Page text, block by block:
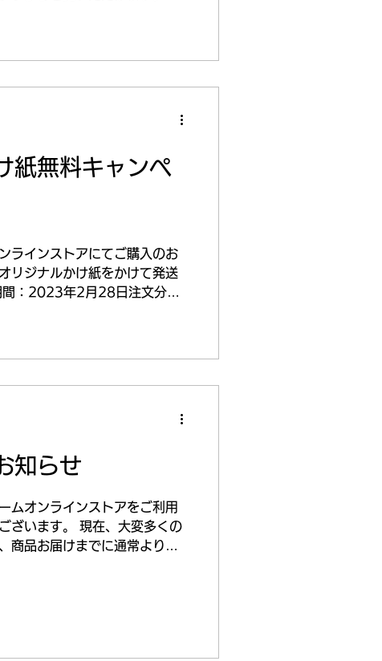
紙無料キャンペ
ラインストアにてご購入のお
リジナルかけ紙をかけて発送
：2023年2月28日注文分ま
知らせ
ムオンラインストアをご利用
ざいます。 現在、大変多くの
商品お届けまでに通常よりお